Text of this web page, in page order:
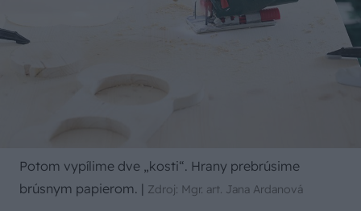
Potom vypílime dve „kosti“. Hrany prebrúsime
brúsnym papierom. | Zdroj: Mgr. art. Jana Ardanová